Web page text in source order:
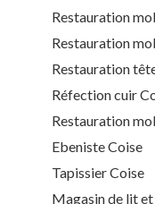
Restauration
Restauration
Restauration
Réfection cuir
Restauration
Ebeniste Coise
Tapissier Coise
Magasin de lit